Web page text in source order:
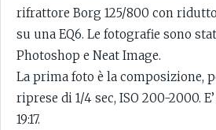
rifrattore Borg 125/800 con
su una EQ6. Le fotografie sono
Photoshop e Neat Image.
La prima foto è la composizione,
riprese di 1/4 sec, ISO 200-2000.
19:17.